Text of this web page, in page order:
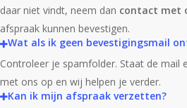
daar niet vindt, neem dan contact met
afspraak kunnen bevestigen.
Wat als ik geen bevestigingsmail
Controleer je spamfolder. Staat de mail
met ons op en wij helpen je verder.
Kan ik mijn afspraak verzetten?